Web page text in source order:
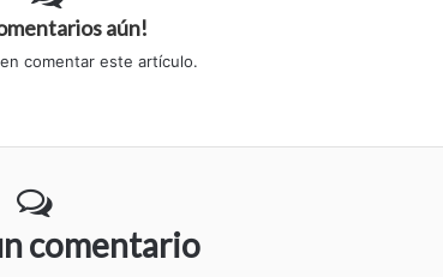
aún!
comentar este artículo.
comentario